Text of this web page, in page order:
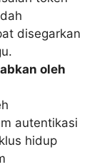
disegarkan
oleh
autentikasi
hidup